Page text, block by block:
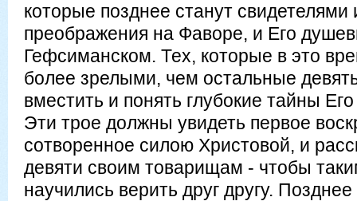
которые позднее станут свидетелями
преображения на Фаворе, и Его
Гефсиманском. Тех, которые в это
более зрелыми, чем остальные
вместить и понять глубокие тайны
Эти трое должны увидеть первое
сотворенное силою Христовой, и
девяти своим товарищам - чтобы
научились верить друг другу.